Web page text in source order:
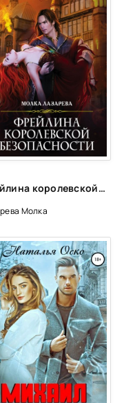
Фрейлина королевской безопасности - Молка Лазарева
Молка